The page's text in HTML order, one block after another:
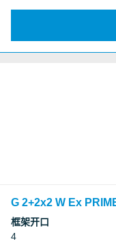
G 2+2x2 W Ex
框架开口
4